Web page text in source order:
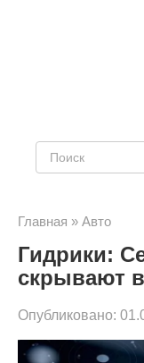
Главная » Авто
Гидрики:
скрывают
Опубликовано: